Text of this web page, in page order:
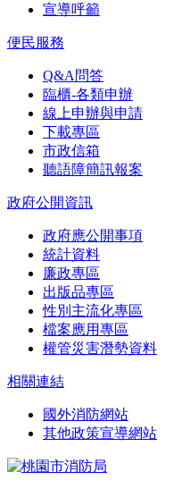
宣導呼籲
便民服務
Q&A問答
臨櫃-各類申辦
線上申辦與申請
下載專區
市政信箱
聽語障簡訊報案
政府公開資訊
政府應公開事項
統計資料
廉政專區
出版品專區
性別主流化專區
檔案應用專區
權管災害潛勢資料
相關連結
國外消防網站
其他政策宣導網站